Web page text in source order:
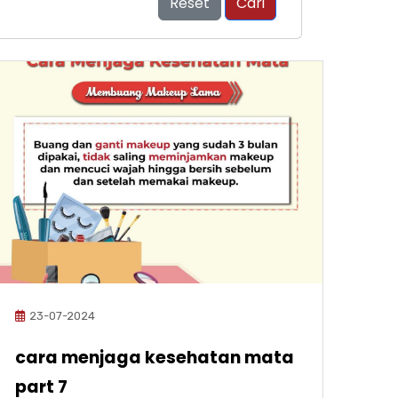
23-07-2024
cara menjaga kesehatan mata
part 7